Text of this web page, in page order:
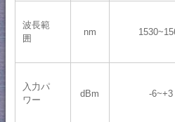
波長範
囲
nm
入力パ
ワー
dBm -6~+3